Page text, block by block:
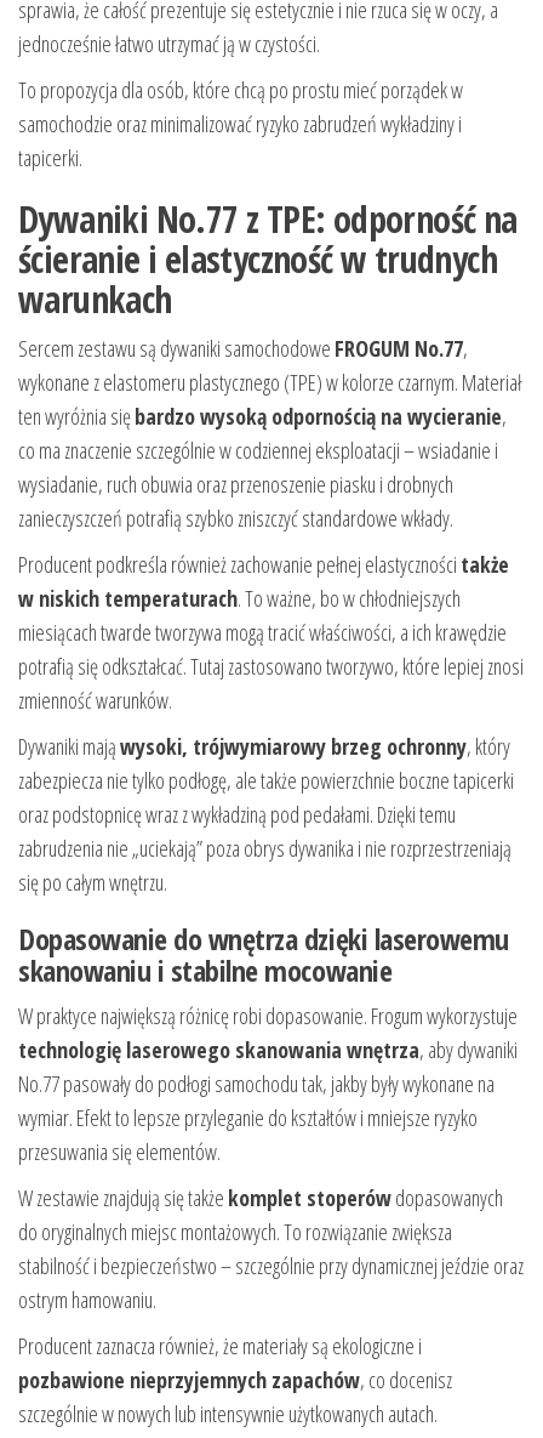
sprawia, że całość prezentuje się estetycznie i nie rzuca się w oczy, a
jednocześnie łatwo utrzymać ją w czystości.
To propozycja dla osób, które chcą po prostu mieć porządek w
samochodzie oraz minimalizować ryzyko zabrudzeń wykładziny i
tapicerki.
Dywaniki No.77 z TPE: odporność na
ścieranie i elastyczność w trudnych
warunkach
Sercem zestawu są dywaniki samochodowe FROGUM No.77,
wykonane z elastomeru plastycznego (TPE) w kolorze czarnym. Materiał
ten wyróżnia siębardzo wysoką odpornością na wycieranie,
co ma znaczenie szczególnie w codziennej eksploatacji – wsiadanie i
wysiadanie, ruch obuwia oraz przenoszenie piasku i drobnych
zanieczyszczeń potrafią szybko zniszczyć standardowe wkłady.
Producent podkreśla również zachowanie pełnej elastyczności także
w niskich temperaturach. To ważne, bo w chłodniejszych
miesiącach twarde tworzywa mogą tracić właściwości, a ich krawędzie
potrafią się odkształcać. Tutaj zastosowano tworzywo, które lepiej znosi
zmienność warunków.
Dywaniki mająwysoki, trójwymiarowy brzeg ochronny, który
zabezpiecza nie tylko podłogę, ale także powierzchnie boczne tapicerki
oraz podstopnicę wraz z wykładziną pod pedałami. Dzięki temu
zabrudzenia nie „uciekają” poza obrys dywanika i nie rozprzestrzeniają
się po całym wnętrzu.
Dopasowanie do wnętrza dzięki laserowemu
skanowaniu i stabilne mocowanie
W praktyce największą różnicę robi dopasowanie. Frogum wykorzystuje
technologię laserowego skanowania wnętrza, aby dywaniki
No.77 pasowały do podłogi samochodu tak, jakby były wykonane na
wymiar. Efekt to lepsze przyleganie do kształtów i mniejsze ryzyko
przesuwania się elementów.
W zestawie znajdują się także komplet stoperówdopasowanych
do oryginalnych miejsc montażowych. To rozwiązanie zwiększa
stabilność i bezpieczeństwo – szczególnie przy dynamicznej jeździe oraz
ostrym hamowaniu.
Producent zaznacza również, że materiały są ekologiczne i
pozbawione nieprzyjemnych zapachów, co docenisz
szczególnie w nowych lub intensywnie użytkowanych autach.